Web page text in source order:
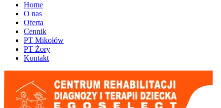
Home
O nas
Oferta
Cennik
PT Mikołów
PT Żory
Kontakt